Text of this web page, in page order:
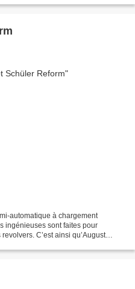
automatique à chargement
ingénieuses sont faites pour
C’est ainsi qu’August